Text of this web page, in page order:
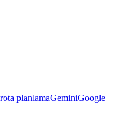
planlamaGeminiGoogle